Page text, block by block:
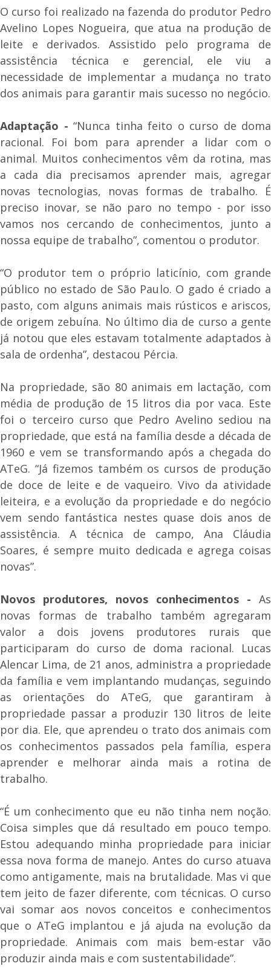
O curso foi realizado na fazenda do produtor Pedro
Avelino Lopes Nogueira, que atua na produção de
leite e derivados. Assistido pelo programa de
assistência técnica e gerencial, ele viu a
necessidade de implementar a mudança no trato
dos animais para garantir mais sucesso no negócio.
Adaptação - “Nunca tinha feito o curso de doma
racional. Foi bom para aprender a lidar com o
animal. Muitos conhecimentos vêm da rotina, mas
a cada dia precisamos aprender mais, agregar
novas tecnologias, novas formas de trabalho. É
preciso inovar, se não paro no tempo - por isso
vamos nos cercando de conhecimentos, junto a
nossa equipe de trabalho”, comentou o produtor.
“O produtor tem o próprio laticínio, com grande
público no estado de São Paulo. O gado é criado a
pasto, com alguns animais mais rústicos e ariscos,
de origem zebuína. No último dia de curso a gente
já notou que eles estavam totalmente adaptados à
sala de ordenha”, destacou Pércia.
Na propriedade, são 80 animais em lactação, com
média de produção de 15 litros dia por vaca. Este
foi o terceiro curso que Pedro Avelino sediou na
propriedade, que está na família desde a década de
1960 e vem se transformando após a chegada do
ATeG. “Já fizemos também os cursos de produção
de doce de leite e de vaqueiro. Vivo da atividade
leiteira, e a evolução da propriedade e do negócio
vem sendo fantástica nestes quase dois anos de
assistência. A técnica de campo, Ana Cláudia
Soares, é sempre muito dedicada e agrega coisas
novas”.
Novos produtores, novos conhecimentos - As
novas formas de trabalho também agregaram
valor a dois jovens produtores rurais que
participaram do curso de doma racional. Lucas
Alencar Lima, de 21 anos, administra a propriedade
da família e vem implantando mudanças, seguindo
as orientações do ATeG, que garantiram à
propriedade passar a produzir 130 litros de leite
por dia. Ele, que aprendeu o trato dos animais com
os conhecimentos passados pela família, espera
aprender e melhorar ainda mais a rotina de
trabalho.
“É um conhecimento que eu não tinha nem noção.
Coisa simples que dá resultado em pouco tempo.
Estou adequando minha propriedade para iniciar
essa nova forma de manejo. Antes do curso atuava
como antigamente, mais na brutalidade. Mas vi que
tem jeito de fazer diferente, com técnicas. O curso
vai somar aos novos conceitos e conhecimentos
que o ATeG implantou e já ajuda na evolução da
propriedade. Animais com mais bem-estar vão
produzir ainda mais e com sustentabilidade”.